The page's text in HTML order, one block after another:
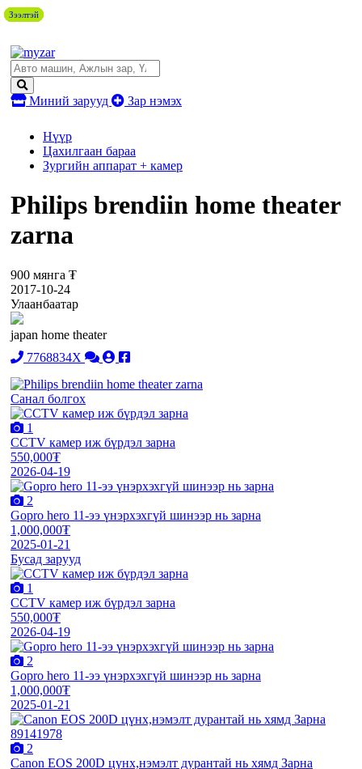
Миний зарууд Зар нэмэх
Нүүр
Цахилгаан бараа
Зургийн аппарат + камер
Philips brendiin home theater
zarna
900 мянга ₮
2017-10-24
Улаанбаатар
japan home theater
7768834X
Санал болгох
1
CCTV камер иж бүрдэл зарна
550,000₮
2026-04-19
Зээлтэй
2
Gopro hero 11-ээ үнэрхэхгүй шинээр нь зарна
1,000,000₮
2025-01-21
Бусад зарууд
1
CCTV камер иж бүрдэл зарна
550,000₮
2026-04-19
Зээлтэй
2
Gopro hero 11-ээ үнэрхэхгүй шинээр нь зарна
1,000,000₮
2025-01-21
Зээлтэй
2
Canon EOS 200D цүнх,нэмэлт дурантай нь хямд Зарна
Зээлтэй
Зээлтэй